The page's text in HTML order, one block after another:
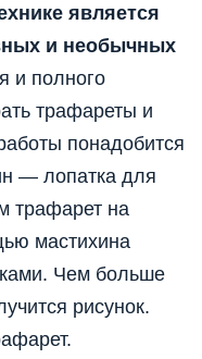
является
и необычных
и полного
трафареты и
понадобится
— лопатка для
трафарет на
мастихина
Чем больше
рисунок.